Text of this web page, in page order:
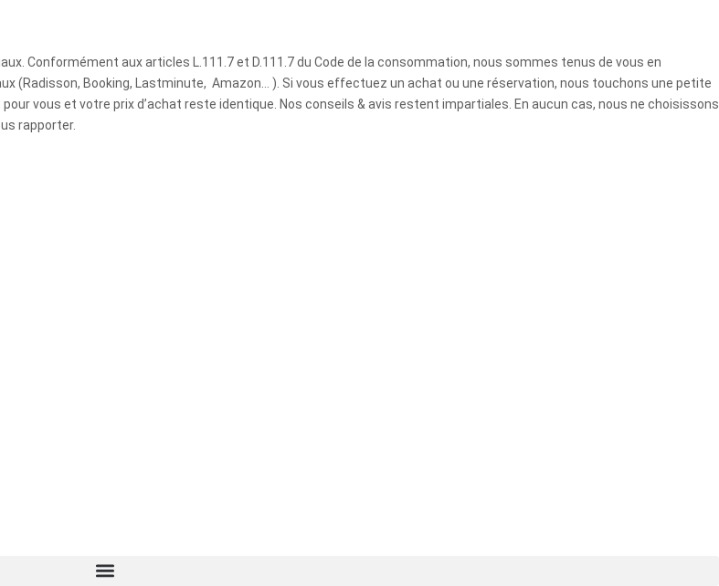
Conformément aux articles L.111.7 et D.111.7 du Code de la consommation, nous sommes tenus de vous en
(Radisson, Booking, Lastminute, Amazon… ). Si vous effectuez un achat ou une réservation, nous touchons une petite
vous et votre prix d’achat reste identique. Nos conseils & avis restent impartiales. En aucun cas, nous ne choisissons
rapporter.